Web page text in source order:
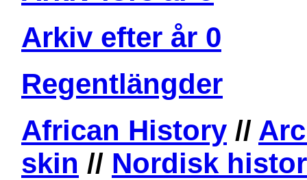
Arkiv efter år 0
Regentlängder
African History //
skin // Nordisk